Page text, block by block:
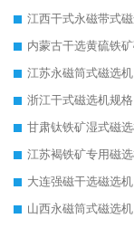
江西干式永磁带式
内蒙古干选黄硫铁
江苏永磁筒式磁选机
浙江干式磁选机规格
甘肃钛铁矿湿式磁
江苏褐铁矿专用磁
大连强磁干选磁选机
山西永磁筒式磁选机